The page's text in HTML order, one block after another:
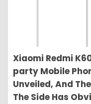
Xiaomi Redmi
party Mobile
Unveiled, And
The Side Has